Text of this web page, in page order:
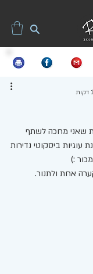
שאני מחכה לשתף
ביסקוטי נדירות
:)
אחת ולתנור.